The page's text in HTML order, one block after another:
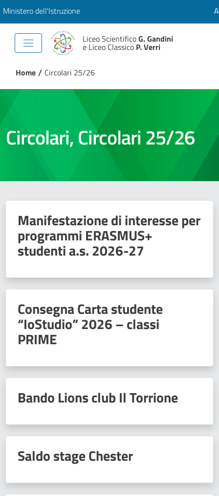
Ministero dell'Istruzione
Liceo ScientificoG. Gandini
e Liceo Classico P. Verri
Home / Circolari 25/26
Circolari,Circolari 25/26
Manifestazione di interesse per
programmi ERASMUS+
studenti a.s. 2026-27
Consegna Carta studente
“IoStudio” 2026 – classi
PRIME
Bando Lions club Il Torrione
Saldo stage Chester